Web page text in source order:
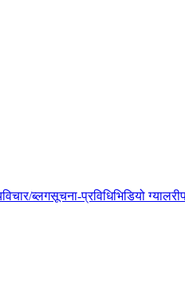
विचार/ब्लगसूचना-प्रविधिभिडियो ग्यालरी